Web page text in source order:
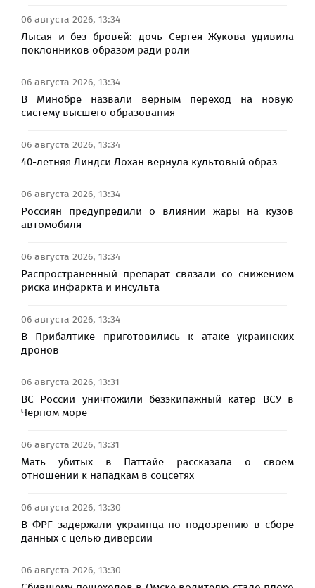
06 августа 2026, 13:34
Лысая и без бровей: дочь Сергея Жукова удивила
поклонников образом ради роли
06 августа 2026, 13:34
В Минобре назвали верным переход на новую
систему высшего образования
06 августа 2026, 13:34
40-летняя Линдси Лохан вернула культовый образ
06 августа 2026, 13:34
Россиян предупредили о влиянии жары на кузов
автомобиля
06 августа 2026, 13:34
Распространенный препарат связали со снижением
риска инфаркта и инсульта
06 августа 2026, 13:34
В Прибалтике приготовились к атаке украинских
дронов
06 августа 2026, 13:31
ВС России уничтожили безэкипажный катер ВСУ в
Черном море
06 августа 2026, 13:31
Мать убитых в Паттайе рассказала о своем
отношении к нападкам в соцсетях
06 августа 2026, 13:30
В ФРГ задержали украинца по подозрению в сборе
данных с целью диверсии
06 августа 2026, 13:30